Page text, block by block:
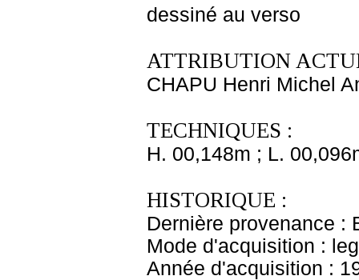
dessiné au verso
ATTRIBUTION
CHAPU Henri Michel
TECHNIQUES :
H. 00,148m ; L.
HISTORIQUE :
Dernière provenance :
Mode d'acquisition :
Année d'acquisition :